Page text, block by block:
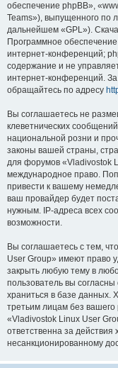
обеспечение phpBB»,
Teams»), выпущенного по
дальнейшем «GPL»).
Программное
интернет-конференций;
содержание и не
интернет-конференций.
обращайтесь по адресу
Вы соглашаетесь не
клеветнических
национальной розни и
законы вашей страны,
для форумов «Vladivostok
международное право.
привести к вашему
ваш провайдер будет
нужным. IP-адреса всех
возможности.
Вы соглашаетесь с тем,
User Group» имеют право
закрыть любую тему в
пользователь вы
храниться в базе данных.
третьим лицам без
«Vladivostok Linux User
ответственна за действия
несанкционированному